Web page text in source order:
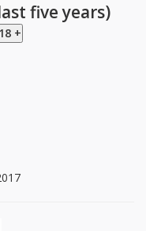
five years)